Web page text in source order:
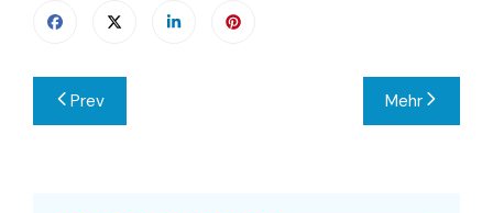
Beitragsnavigation
Prev Mehr